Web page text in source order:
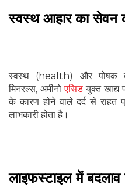
स्वस्थ आहार का सेवन
स्वस्थ (health) और
मिनरल्स, अमीनोएसिड युक्त खाद्य
के कारण होने वाले दर्द से राहत
लाभकारी होता है।
लाइफस्टाइल में बदलाव